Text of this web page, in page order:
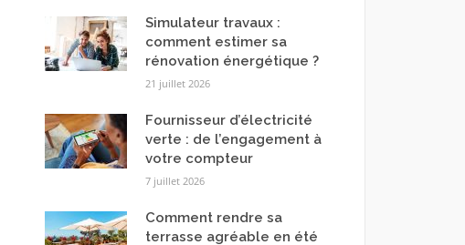
Simulateur travaux :
comment estimer sa
rénovation énergétique ?
21 juillet 2026
Fournisseur d’électricité
verte : de l’engagement à
votre compteur
7 juillet 2026
Comment rendre sa
terrasse agréable en été